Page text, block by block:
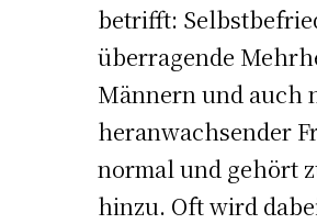
betrifft:
überragende
Männern und auch
heranwachsender
normal und gehört
hinzu. Oft wird